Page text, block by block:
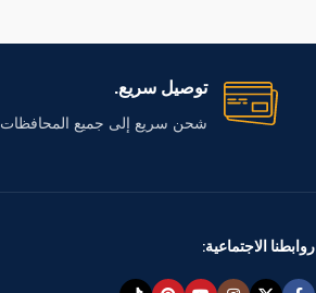
توصيل سريع.
شحن سريع إلى جميع المحافظات.
روابطنا الاجتماعية: